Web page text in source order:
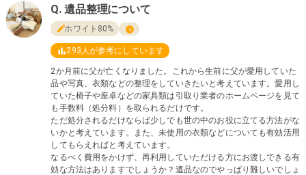
遺品整理について
ホワイト80%
293 人が参考にしています
2か月前に父が亡くなりました。これから生前に父が愛用していた
品や写真、衣類などの整理をしていきたいと考えています。愛用し
ていた椅子や座卓などの家具類は引取り業者のホームページを見て
も手数料（処分料）を取られるだけです。
ただ処分されるだけならば少しでも世の中のお役に立てる方法がな
いかと考えています。また、未使用の衣類などについても有効活用
してもらえればと考えています。
なるべく費用をかけず、再利用していただける方にお渡しできる有
効な方法はありますでしょうか？遺品なのでやっぱり難しいでしょ